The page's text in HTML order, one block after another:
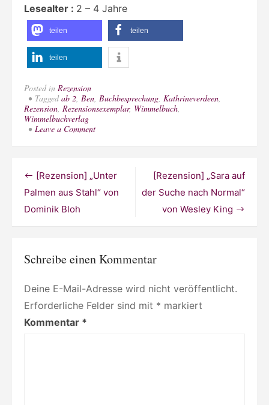
Lesealter : 2 – 4 Jahre
teilen teilen
teilen
Posted in Rezension
Taggedab 2, Ben, Buchbesprechung, Kathrineverdeen,
Rezension, Rezensionsexemplar, Wimmelbuch,
Wimmelbuchverlag
Leave a Commenton
–
Durch
das
Ina
Steffi
Krohmann
Beitragsnavigation
[Rezension] „Sara auf
der Suche nach Normal“
von Wesley King
[Rezension] „Unter
Palmen aus Stahl“ von
Dominik Bloh
Schreibe einen Kommentar
Deine E-Mail-Adresse wird nicht veröffentlicht.
Erforderliche Felder sind mit * markiert
Kommentar *